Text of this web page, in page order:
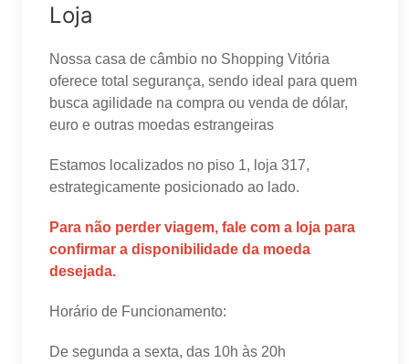
Loja
Nossa casa de câmbio no Shopping Vitória
oferece total segurança, sendo ideal para quem
busca agilidade na compra ou venda de dólar,
euro e outras moedas estrangeiras
Estamos localizados no piso 1, loja 317,
estrategicamente posicionado ao lado.
Para não perder viagem, fale com a loja para
confirmar a disponibilidade da moeda
desejada.
Horário de Funcionamento:
De segunda a sexta, das 10h às 20h